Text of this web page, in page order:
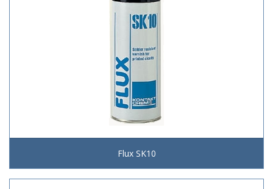
Flux SK10